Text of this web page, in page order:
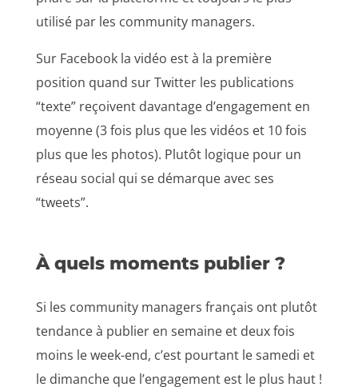
utilisé par les community managers.
Sur Facebook la vidéo est à la première
position quand sur Twitter les publications
“texte” reçoivent davantage d’engagement en
moyenne (3 fois plus que les vidéos et 10 fois
plus que les photos). Plutôt logique pour un
réseau social qui se démarque avec ses
“tweets”.
À quels moments publier ?
Si les community managers français ont plutôt
tendance à publier en semaine et deux fois
moins le week-end, c’est pourtant le samedi et
le dimanche que l’engagement est le plus haut !